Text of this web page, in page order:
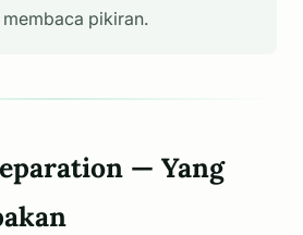
pikiran.
— Yang